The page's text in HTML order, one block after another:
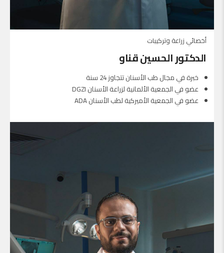
أخصائي زراعة وتركيبات
الدكتور الحسين قناو
خبرة في مجال طب الأسنان تتجاوز 24 سنة
عضو في الجمعية الألمانية لزراعة الأسنان DGZI
عضو في الجمعية الأميركية لطب الأسنان ADA